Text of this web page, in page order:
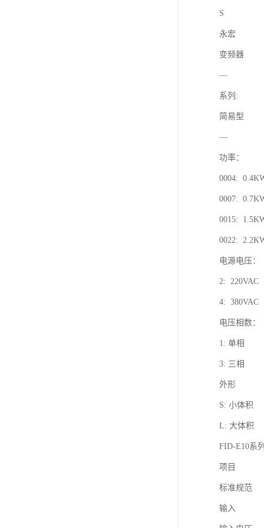
S
永宏
变频器
—
系列:
简易型
—
功率：
0004:
0007:
0015:
0022:
电源电压：
2: 220VAC
4: 380VAC
电压相数：
1: 单相
3: 三相
外形
S: 小体积
L: 大体积
FID-E10系
项目
标准规范
输入